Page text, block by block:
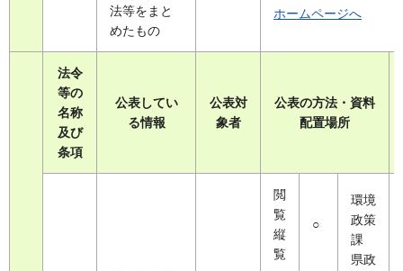
法等をまと
めたもの
ホームページへ
法令
等の
名称
及び
条項
公表してい
る情報
公表対
象者
公表の方法・資料
配置場所
閲
覧
縦
覧
○
環境
政策
課
県政